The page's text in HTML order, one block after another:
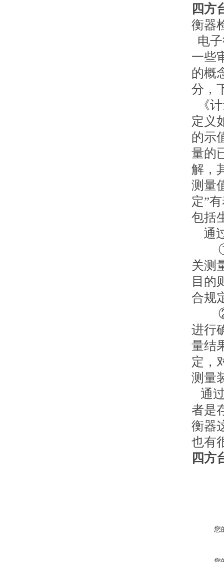
四方
衡器
电
一些
的概
分，
《
定义
的示
量的
解，
测量
定”
包括
通
①两
关测
目的
合规
②两
进行
量结
定，
测量
通
者是
衡器
也有
四方
您